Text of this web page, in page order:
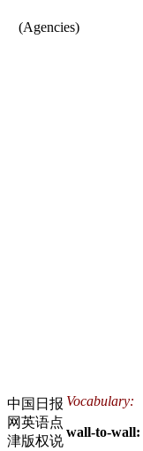
(Agencies)
Vocabulary:
wall-to-wall:
中国日报
网英语点
津版权说